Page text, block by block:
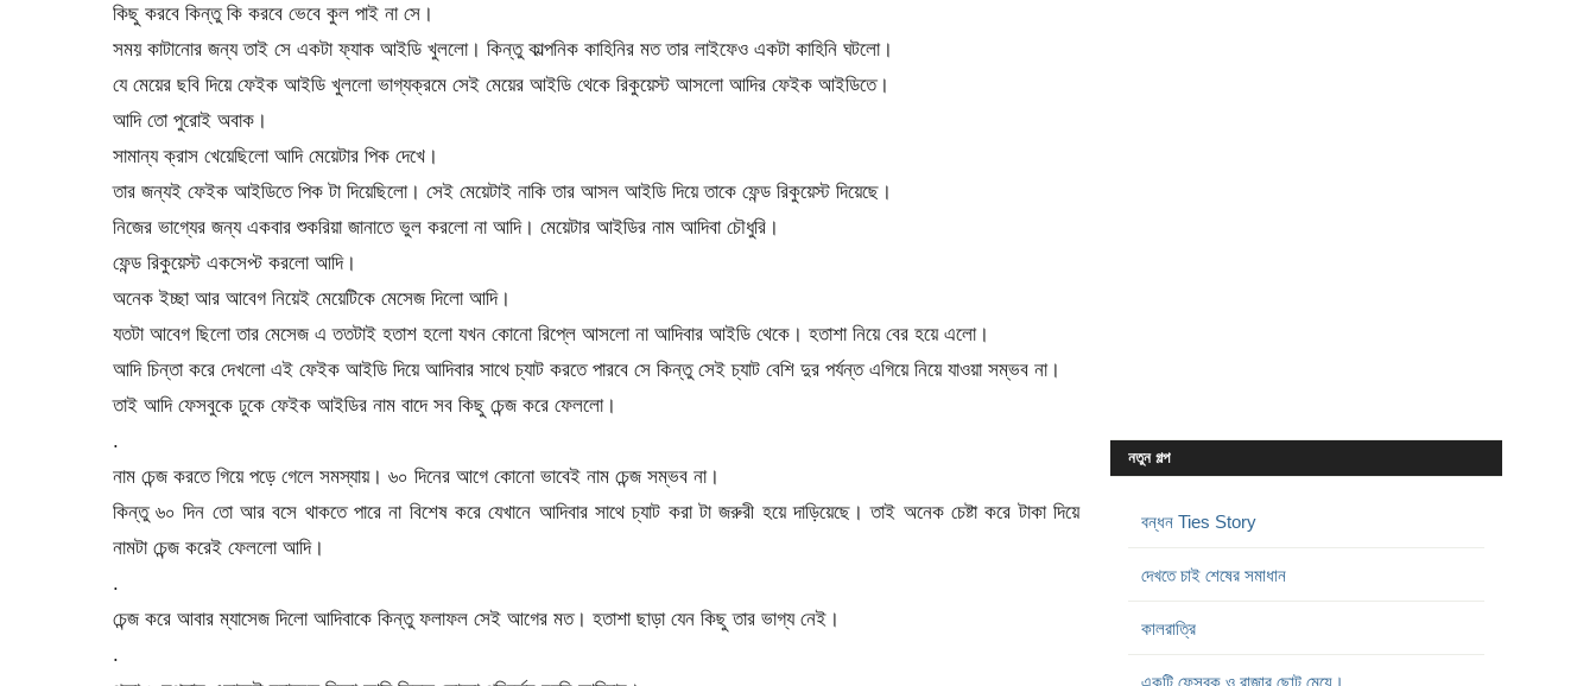
কিছু করবে কিন্তু কি করবে ভেবে কুল পাই না সে।
সময় কাটানোর জন্য তাই সে একটা ফ্যাক আইডি খুললো। কিন্তু কাল্পনিক কাহিনির মত তার লাইফেও একটা কাহিনি ঘটলো।
যে মেয়ের ছবি দিয়ে ফেইক আইডি খুললো ভাগ্যক্রমে সেই মেয়ের আইডি থেকে রিকুয়েস্ট আসলো আদির ফেইক আইডিতে।
আদি তো পুরোই অবাক।
সামান্য ক্রাস খেয়েছিলো আদি মেয়েটার পিক দেখে।
তার জন্যই ফেইক আইডিতে পিক টা দিয়েছিলো। সেই মেয়েটাই নাকি তার আসল আইডি দিয়ে তাকে ফেন্ড রিকুয়েস্ট দিয়েছে।
নিজের ভাগ্যের জন্য একবার শুকরিয়া জানাতে ভুল করলো না আদি। মেয়েটার আইডির নাম আদিবা চৌধুরি।
ফেন্ড রিকুয়েস্ট একসেপ্ট করলো আদি।
অনেক ইচ্ছা আর আবেগ নিয়েই মেয়েটিকে মেসেজ দিলো আদি।
যতটা আবেগ ছিলো তার মেসেজ এ ততটাই হতাশ হলো যখন কোনো রিপ্লে আসলো না আদিবার আইডি থেকে। হতাশা নিয়ে বের হয়ে এলো।
আদি চিন্তা করে দেখলো এই ফেইক আইডি দিয়ে আদিবার সাথে চ্যাট করতে পারবে সে কিন্তু সেই চ্যাট বেশি দুর পর্যন্ত এগিয়ে নিয়ে যাওয়া সম্ভব না।
তাই আদি ফেসবুকে ঢুকে ফেইক আইডির নাম বাদে সব কিছু চেন্জ করে ফেললো।
.
নাম চেন্জ করতে গিয়ে পড়ে গেলে সমস্যায়। ৬০ দিনের আগে কোনো ভাবেই নাম চেন্জ সম্ভব না।
কিন্তু ৬০ দিন তো আর বসে থাকতে পারে না বিশেষ করে যেখানে আদিবার সাথে চ্যাট করা টা জরুরী হয়ে দাড়িয়েছে। তাই অনেক চেষ্টা করে টাকা দিয়ে
নামটা চেন্জ করেই ফেললো আদি।
.
চেন্জ করে আবার ম্যাসেজ দিলো আদিবাকে কিন্তু ফলাফল সেই আগের মত। হতাশা ছাড়া যেন কিছু তার ভাগ্য নেই।
.
নতুন গল্প
বন্ধন Ties Story
দেখতে চাই শেষের সমাধান
কালরাত্রি
একটি ফেসবুক ও রাজার ছোট মেয়ে।